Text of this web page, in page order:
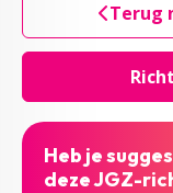
Terug
Heb je
deze JGZ-